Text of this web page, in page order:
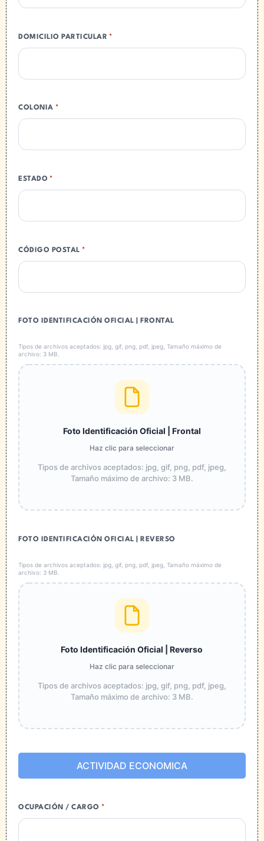
DOMICILIO PARTICULAR *
COLONIA *
ESTADO *
CÓDIGO POSTAL *
FOTO IDENTIFICACIÓN OFICIAL | FRONTAL
Tipos de archivos aceptados: jpg, gif, png, pdf, jpeg, Tamaño máximo de
archivo: 3 MB.
Foto Identificación Oficial | Frontal
Haz clic para seleccionar
Tipos de archivos aceptados: jpg, gif, png, pdf, jpeg,
Tamaño máximo de archivo: 3 MB.
FOTO IDENTIFICACIÓN OFICIAL | REVERSO
Tipos de archivos aceptados: jpg, gif, png, pdf, jpeg, Tamaño máximo de
archivo: 3 MB.
Foto Identificación Oficial | Reverso
Haz clic para seleccionar
Tipos de archivos aceptados: jpg, gif, png, pdf, jpeg,
Tamaño máximo de archivo: 3 MB.
ACTIVIDAD ECONOMICA
OCUPACIÓN / CARGO *